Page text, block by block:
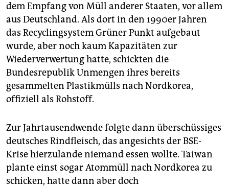
dem Empfang von Müll anderer Staaten, vor allem
aus Deutschland. Als dort in den 1990er Jahren
das Recyclingsystem Grüner Punkt aufgebaut
wurde, aber noch kaum Kapazitäten zur
Wiederverwertung hatte, schickten die
Bundesrepublik Unmengen ihres bereits
gesammelten Plastikmülls nach Nordkorea,
offiziell als Rohstoff.
Zur Jahrtausendwende folgte dann überschüssiges
deutsches Rindfleisch, das angesichts der BSE-
Krise hierzulande niemand essen wollte. Taiwan
plante einst sogar Atommüll nach Nordkorea zu
schicken, hatte dann aber doch